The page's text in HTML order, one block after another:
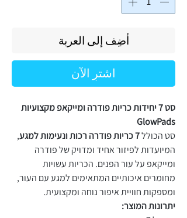
أضِف إلى العربة
اشترِ الآن
סט 7 יחידות כריות פודרה ומייקאפ מקצועיות
GlowPads
סט הכולל7 כריות פודרה רכות ונעימות למגע
,
המיועדות לפיזור אחיד ומדויק של פודרה
ומייקאפ על עור הפנים. הכריות עשויות
מחומרים איכותיים המתאימים למגע עם העור,
ומספקות חוויית איפור נוחה ומקצועית.
יתרונות המוצר: